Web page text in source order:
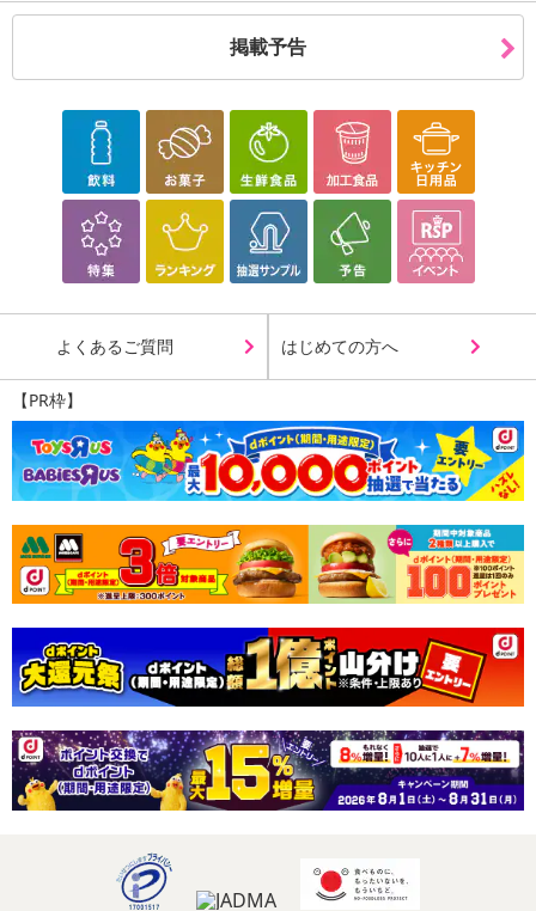
掲載予告
よくあるご質問 はじめての方へ
【PR枠】